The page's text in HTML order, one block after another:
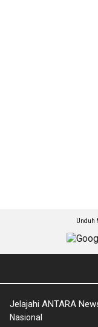
Unduh
Jelajahi ANTARA
Nasional